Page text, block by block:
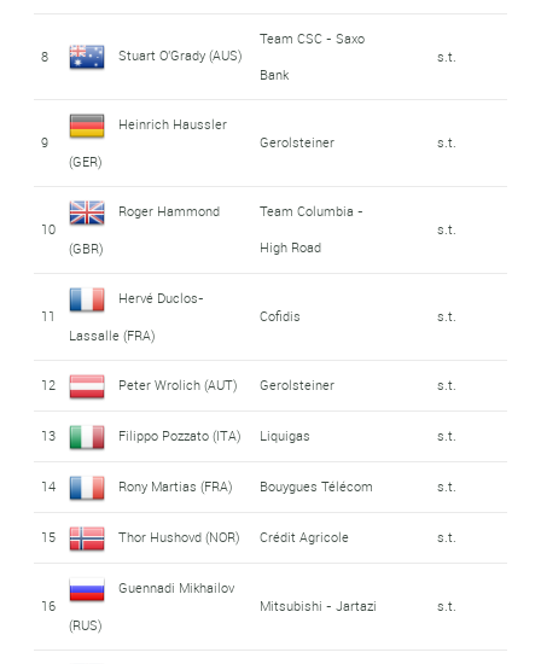
8 Stuart O'Grady (AUS)
Team CSC - Saxo
Bank
s.t.
9
Heinrich Haussler
(GER)
Gerolsteiner s.t.
10
Roger Hammond
(GBR)
Team Columbia -
High Road
s.t.
11
Hervé Duclos-
Lassalle (FRA)
Cofidis s.t.
12 Peter Wrolich (AUT) Gerolsteiner s.t.
13 Filippo Pozzato (ITA) Liquigas s.t.
14 Rony Martias (FRA) Bouygues Télécom s.t.
15 Thor Hushovd (NOR) Crédit Agricole s.t.
16
Guennadi Mikhailov
(RUS)
Mitsubishi - Jartazi s.t.